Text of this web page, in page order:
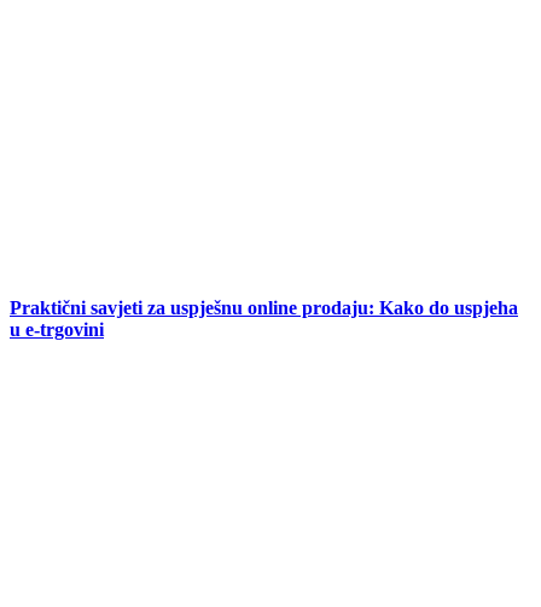
Praktični savjeti za uspješnu online prodaju: Kako do uspjeha
u e-trgovini